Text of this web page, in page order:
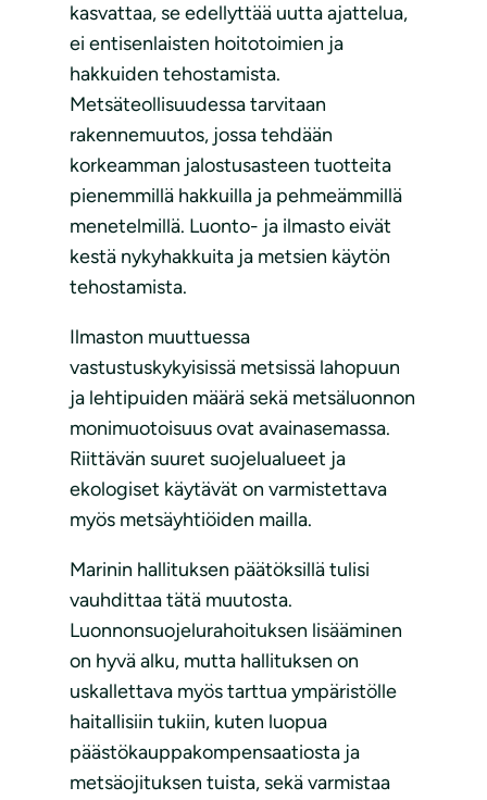
kasvattaa, se edellyttää uutta ajattelua,
ei entisenlaisten hoitotoimien ja
hakkuiden tehostamista.
Metsäteollisuudessa tarvitaan
rakennemuutos, jossa tehdään
korkeamman jalostusasteen tuotteita
pienemmillä hakkuilla ja pehmeämmillä
menetelmillä. Luonto- ja ilmasto eivät
kestä nykyhakkuita ja metsien käytön
tehostamista.
Ilmaston muuttuessa
vastustuskykyisissä metsissä lahopuun
ja lehtipuiden määrä sekä metsäluonnon
monimuotoisuus ovat avainasemassa.
Riittävän suuret suojelualueet ja
ekologiset käytävät on varmistettava
myös metsäyhtiöiden mailla.
Marinin hallituksen päätöksillä tulisi
vauhdittaa tätä muutosta.
Luonnonsuojelurahoituksen lisääminen
on hyvä alku, mutta hallituksen on
uskallettava myös tarttua ympäristölle
haitallisiin tukiin, kuten luopua
päästökauppakompensaatiosta ja
metsäojituksen tuista, sekä varmistaa